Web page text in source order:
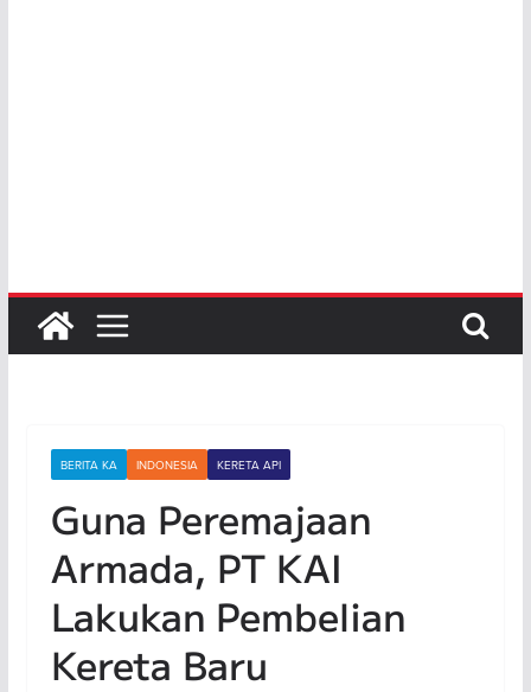
BERITA KA INDONESIA KERETA API
Guna Peremajaan
Armada, PT KAI
Lakukan Pembelian
Kereta Baru